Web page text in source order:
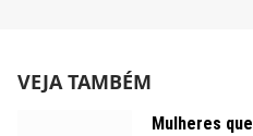
VEJA TAMBÉM
Mulheres que